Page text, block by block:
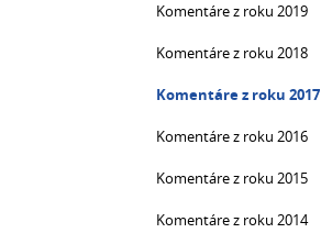
Komentáre z roku 2019
Komentáre z roku 2018
Komentáre z roku 2017
Komentáre z roku 2016
Komentáre z roku 2015
Komentáre z roku 2014